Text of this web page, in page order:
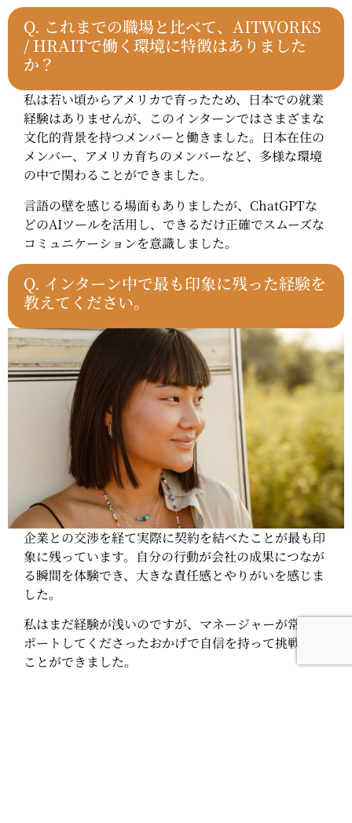
Q. これまでの職場と比べて、AITWORKS
/ HRAITで働く環境に特徴はありました
か？
私は若い頃からアメリカで育ったため、日本での就業
経験はありませんが、このインターンではさまざまな
文化的背景を持つメンバーと働きました。日本在住の
メンバー、アメリカ育ちのメンバーなど、多様な環境
の中で関わることができました。
言語の壁を感じる場面もありましたが、ChatGPTな
どのAIツールを活用し、できるだけ正確でスムーズな
コミュニケーションを意識しました。
Q. インターン中で最も印象に残った経験を
教えてください。
企業との交渉を経て実際に契約を結べたことが最も印
象に残っています。自分の行動が会社の成果につなが
る瞬間を体験でき、大きな責任感とやりがいを感じま
した。
私はまだ経験が浅いのですが、マネージャーが常にサ
ポートしてくださったおかげで自信を持って挑戦する
ことができました。